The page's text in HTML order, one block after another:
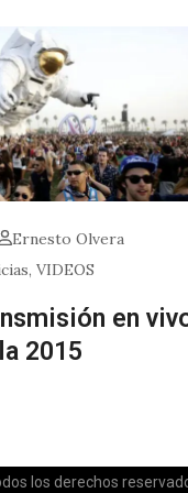
Ernesto Olvera
, VIDEOS
en
2015
los derechos